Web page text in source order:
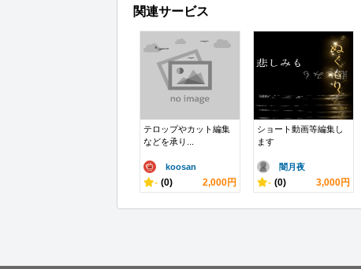
関連サービス
テロップやカット編集
などを承り...
koosan
- (0) 2,000円
ショート動画等編集し
ます
闇月夜
- (0) 3,000円